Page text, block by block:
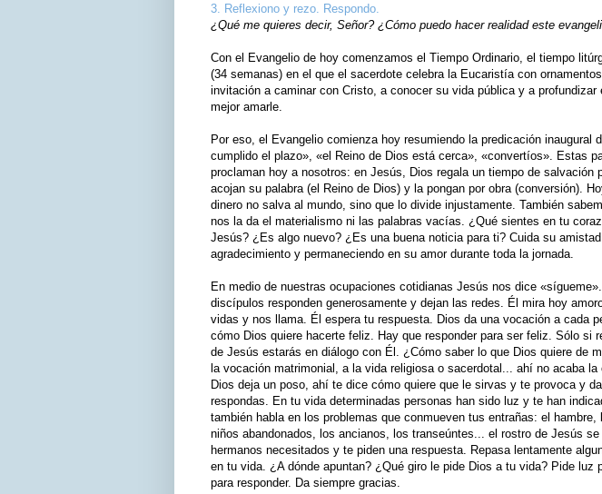
3. Reflexiono y rezo. Respondo.
¿Qué me quieres decir, Señor? ¿Cómo puedo hacer realidad este
Con el Evangelio de hoy comenzamos el Tiempo Ordinario, el tiempo
(34 semanas) en el que el sacerdote celebra la Eucaristía con
invitación a caminar con Cristo, a conocer su vida pública y a profundizar
mejor amarle.
Por eso, el Evangelio comienza hoy resumiendo la predicación inaugural
cumplido el plazo», «el Reino de Dios está cerca», «convertíos». Estas
proclaman hoy a nosotros: en Jesús, Dios regala un tiempo de salvación
acojan su palabra (el Reino de Dios) y la pongan por obra (conversión).
dinero no salva al mundo, sino que lo divide injustamente. También
nos la da el materialismo ni las palabras vacías. ¿Qué sientes en tu
Jesús? ¿Es algo nuevo? ¿Es una buena noticia para ti? Cuida su
agradecimiento y permaneciendo en su amor durante toda la jornada.
En medio de nuestras ocupaciones cotidianas Jesús nos dice
discípulos responden generosamente y dejan las redes. Él mira hoy
vidas y nos llama. Él espera tu respuesta. Dios da una vocación a cada
cómo Dios quiere hacerte feliz. Hay que responder para ser feliz. Sólo si
de Jesús estarás en diálogo con Él. ¿Cómo saber lo que Dios quiere de
la vocación matrimonial, a la vida religiosa o sacerdotal... ahí no acaba
Dios deja un poso, ahí te dice cómo quiere que le sirvas y te provoca y
respondas. En tu vida determinadas personas han sido luz y te han
también habla en los problemas que conmueven tus entrañas: el
niños abandonados, los ancianos, los transeúntes... el rostro de Jesús
hermanos necesitados y te piden una respuesta. Repasa lentamente
en tu vida. ¿A dónde apuntan? ¿Qué giro le pide Dios a tu vida? Pide luz
para responder. Da siempre gracias.